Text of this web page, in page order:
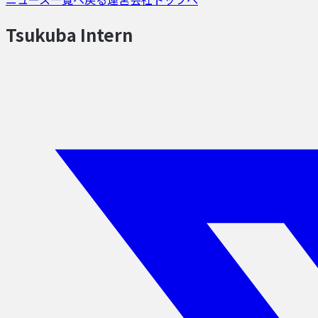
Tsukuba Intern